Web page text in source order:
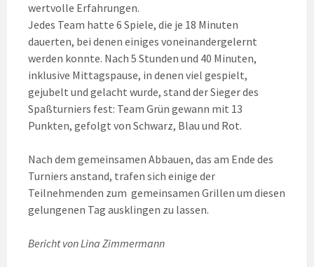
wertvolle Erfahrungen.
Jedes Team hatte 6 Spiele, die je 18 Minuten
dauerten, bei denen einiges voneinandergelernt
werden konnte. Nach 5 Stunden und 40 Minuten,
inklusive Mittagspause, in denen viel gespielt,
gejubelt und gelacht wurde, stand der Sieger des
Spaßturniers fest: Team Grün gewann mit 13
Punkten, gefolgt von Schwarz, Blau und Rot.
Nach dem gemeinsamen Abbauen, das am Ende des
Turniers anstand, trafen sich einige der
Teilnehmenden zum gemeinsamen Grillen um diesen
gelungenen Tag ausklingen zu lassen.
Bericht von Lina Zimmermann